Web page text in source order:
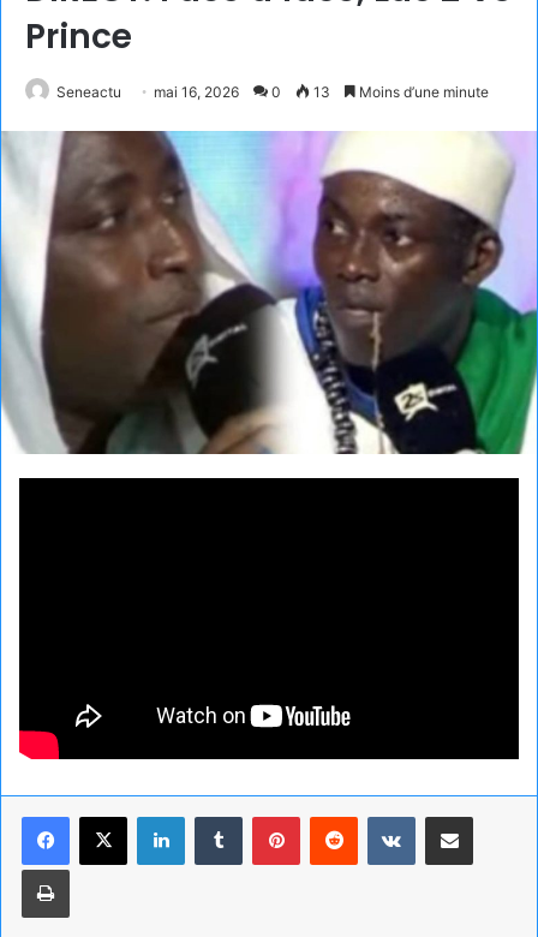
Prince
Seneactu mai 16, 2026 0 13 Moins d’une minute
LinkedinTumblr PinterestReddit VKontaktePartager par email
Imprimer